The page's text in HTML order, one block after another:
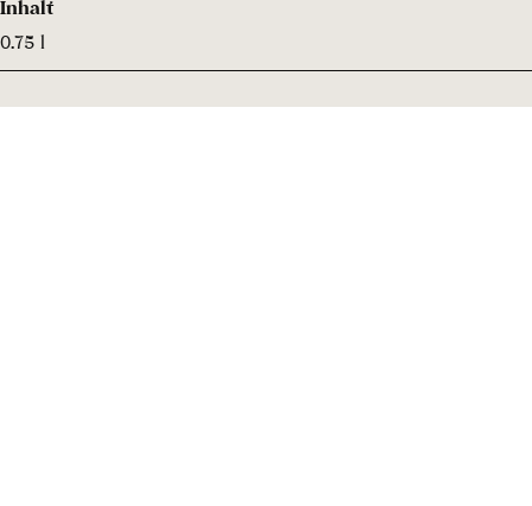
Inhalt
0.75 l